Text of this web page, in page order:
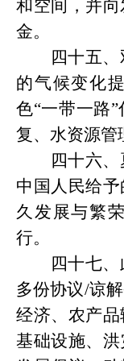
和空间，并
金。
四十五
的气候变化
色“一带一路
复、水资源管
四十六
中国人民给
久发展与繁
行。
四十七
多份协议/谅
经济、农产品
基础设施、